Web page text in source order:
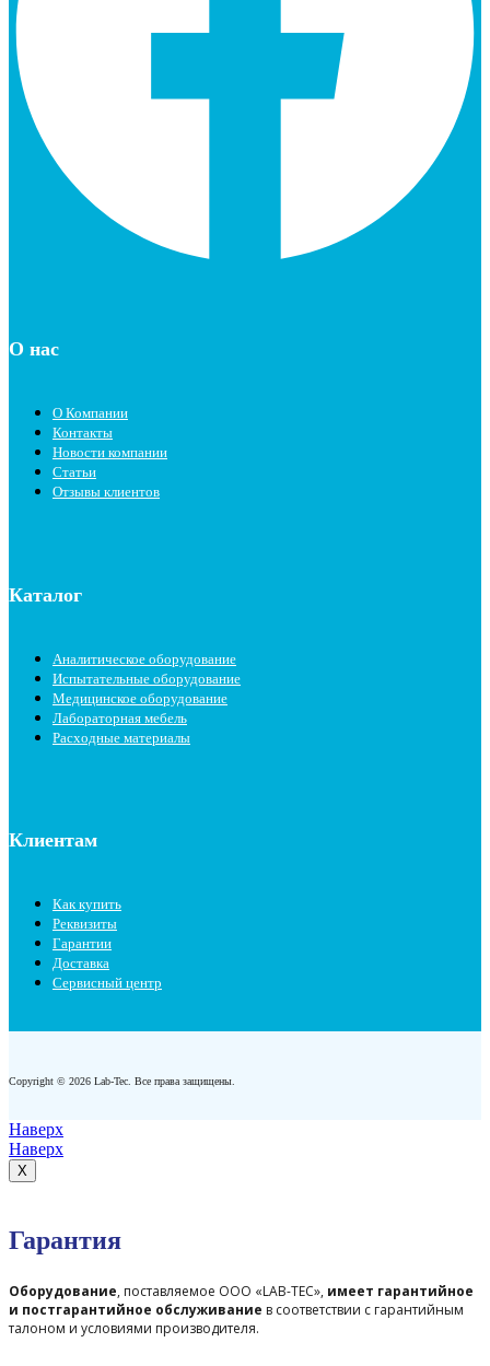
О нас
О Компании
Контакты
Новости компании
Статьи
Отзывы клиентов
Каталог
Аналитическое оборудование
Испытательные оборудование
Медицинское оборудование
Лабораторная мебель
Расходные материалы
Клиентам
Как купить
Реквизиты
Гарантии
Доставка
Сервисный центр
Copyright © 2026 Lab-Tec. Все права защищены.
Наверх
Наверх
X
Гарантия
Оборудование, поставляемое ООО «LAB-TEC», имеет гарантийное
и постгарантийное обслуживание в соответствии с гарантийным
талоном и условиями производителя.